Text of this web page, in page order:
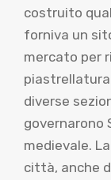
costruito
forniva un
mercato per
piastrellatura
diverse
governarono
medievale.
città, anche